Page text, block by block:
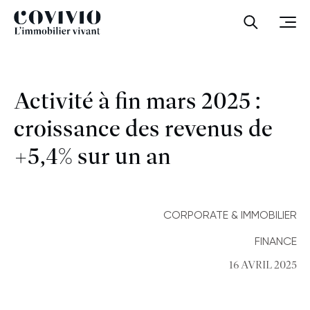
Covivio Ouvrir la
Activité à fin mars 2025 :
croissance des revenus de
+5,4% sur un an
CORPORATE & IMMOBILIER
FINANCE
16 AVRIL 2025